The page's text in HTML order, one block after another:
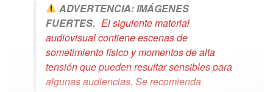
ADVERTENCIA: IMÁGENES
FUERTES. El siguiente material
audiovisual contiene escenas de
sometimiento físico y momentos de alta
tensión que pueden resultar sensibles para
algunas audiencias. Se recomienda